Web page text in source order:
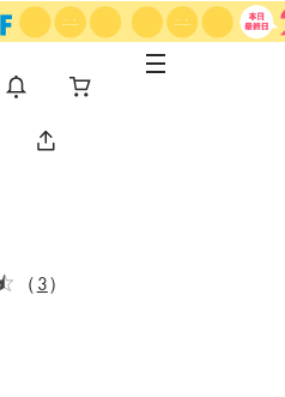
（3）